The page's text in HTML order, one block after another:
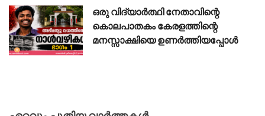
ഒരു വിദ്യാർത്ഥി നേതാവിന്റെ
കൊലപാതകം കേരളത്തിന്റെ
മനസ്സാക്ഷിയെ ഉണർത്തിയപ്പോൾ